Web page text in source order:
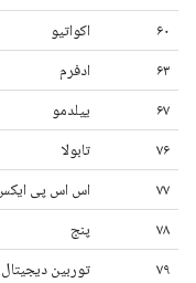
۶۰ اکواتیو
۶۳ ادفرم
۶۷ ییلدمو
۷۶ تابولا
۷۷ اس اس پی ایکس
۷۸ پنج
۷۹ توربین دیجیتال